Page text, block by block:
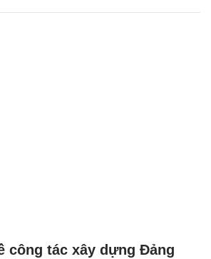
công tác xây dựng Đảng